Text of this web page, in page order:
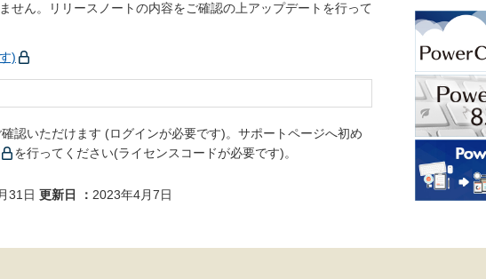
せん。リリースノートの内容をご確認の上アップデートを行って
)
確認いただけます (ログインが必要です)。サポートページへ初め
を行ってください(ライセンスコードが必要です)。
31日 更新日 2023年4月7日